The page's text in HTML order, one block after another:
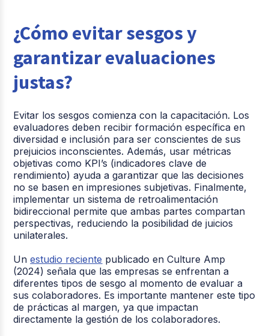
¿Cómo evitar sesgos y
garantizar evaluaciones
justas?
Evitar los sesgos comienza con la capacitación. Los
evaluadores deben recibir formación específica en
diversidad e inclusión para ser conscientes de sus
prejuicios inconscientes. Además, usar métricas
objetivas como KPI’s (indicadores clave de
rendimiento) ayuda a garantizar que las decisiones
no se basen en impresiones subjetivas. Finalmente,
implementar un sistema de retroalimentación
bidireccional permite que ambas partes compartan
perspectivas, reduciendo la posibilidad de juicios
unilaterales.
Unestudio reciente publicado en Culture Amp
(2024) señala que las empresas se enfrentan a
diferentes tipos de sesgo al momento de evaluar a
sus colaboradores. Es importante mantener este tipo
de prácticas al margen, ya que impactan
directamente la gestión de los colaboradores.